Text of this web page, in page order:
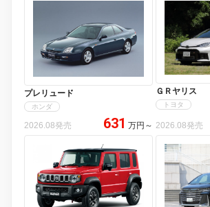
プレリュード
ホンダ
2026.08発売 631 万円 ～
ＧＲヤリス
トヨタ
2026.08発売